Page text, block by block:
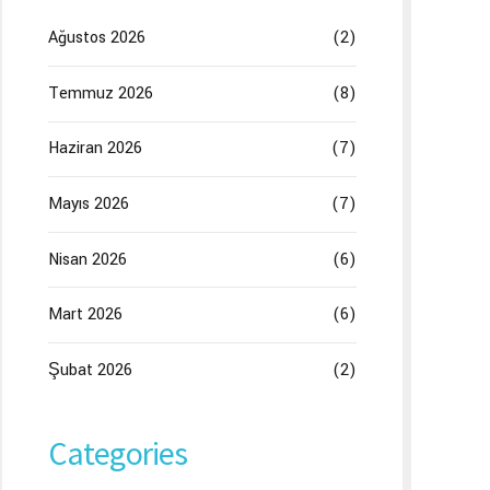
Ağustos 2026 (2)
Temmuz 2026 (8)
Haziran 2026 (7)
Mayıs 2026 (7)
Nisan 2026 (6)
Mart 2026 (6)
Şubat 2026 (2)
Categories